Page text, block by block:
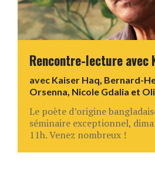
Rencontre-lecture avec
avec Kaiser Haq, Bernard-
Orsenna, Nicole Gdalia et
Le poète d’origine
séminaire exceptionnel,
11h. Venez nombreux !